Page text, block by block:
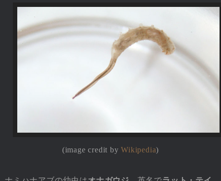
(image credit byWikipedia)